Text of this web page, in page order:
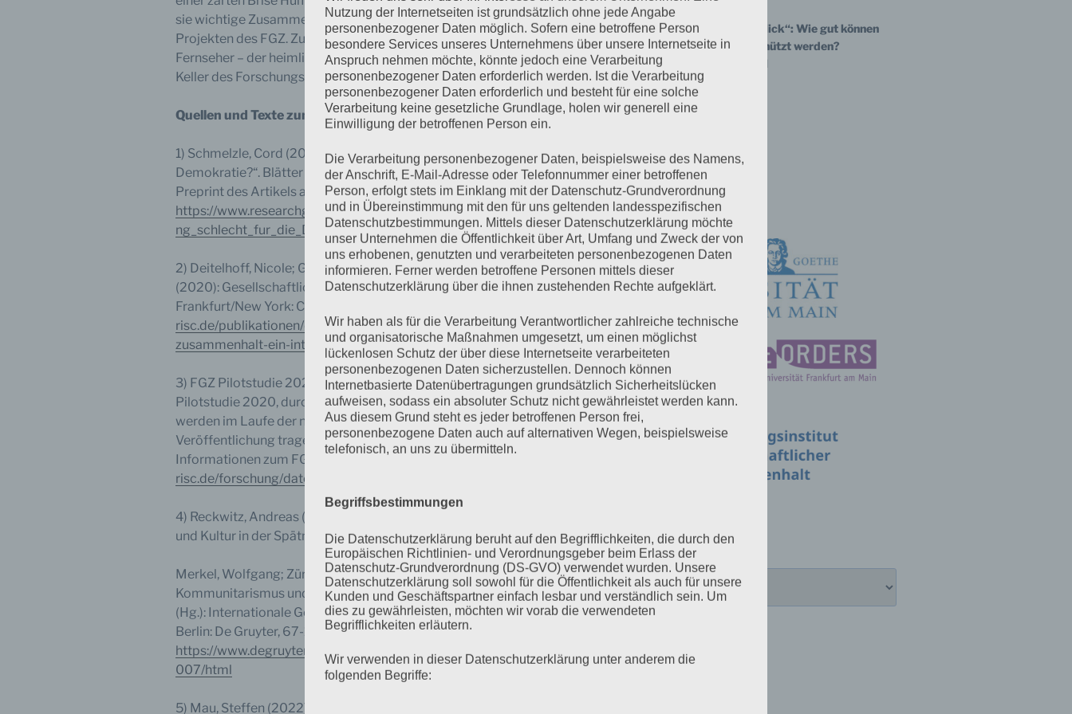
sie wichtige Zusammenhänge und neueste Erkenntnisse aus den
Projekten des FGZ. Zur Seite steht ihr dabei ein antiker SABA-
Fernseher – der heimliche Star der Serie. Das und mehr direkt aus dem
Keller des Forschungsinstituts Gesellschaftlicher Zusammenhalt.
Quellen und Texte zum Weiterlesen:
1) Schmelzle, Cord (2021): „Ist Polarisierung schlecht für die
Demokratie?“. Blätter der Wohlfahrtspflege 168 (2), 51-54. — Ein
Preprint des Artikels als ist kostenlos abrufbar unter
https://www.researchgate.net/publication/349097877_Ist_Polarisieru
ng_schlecht_fur_die_Demokratie
2) Deitelhoff, Nicole; Groh-Samberg, Olaf; Middell, Matthias (Hg.)
(2020): Gesellschaftlicher Zusammenhalt. Ein interdisziplinärer Dialog.
Frankfurt/New York: Campus.
risc.de/publikationen/details/open-access-gesellschaftlicher-
zusammenhalt-ein-interdisziplinaerer-dialog
3) FGZ Pilotstudie 2020 (unveröffentlicht). Die Ergebnisse der FGZ
Pilotstudie 2020, durchgeführt von der FGZ Task Force Datenzentrum,
werden im Laufe der nächsten Monate veröffentlicht. Den Link zur
Veröffentlichung tragen wir hier schnellstmöglich nach. Weitere
Informationen zum FGZ Datenzentrum findet ihr unter
risc.de/forschung/datenzentrum
4) Reckwitz, Andreas (2019): Das Ende der Illusionen. Politik, Ökonomie
und Kultur in der Spätmoderne. Berlin: Suhrkamp.
Merkel, Wolfgang; Zürn, Michael (2019): „Kosmopolitismus,
Kommunitarismus und die Demokratie“. In: Nida-Rümelin, Julian et al.
(Hg.): Internationale Gerechtigkeit und institutionelle Verantwortung.
Berlin: De Gruyter, 67-102.
https://www.degruyter.com/document/doi/10.1515/9783110615876-
007/html
5) Mau, Steffen (2022): „Kamel oder Dromedar? Zur Diagnose der
Kolumne „Die Welt im Blick“: Wie gut können
Zivilisten im Krieg geschützt werden?
11.08.2024, Tagesspiegel
Zum Beitrag
LINKS
ARCHIV
Archiv
Nutzung der Internetseiten ist grundsätzlich ohne jede Angabe
personenbezogener Daten möglich. Sofern eine betroffene Person
besondere Services unseres Unternehmens über unsere Internetseite in
Anspruch nehmen möchte, könnte jedoch eine Verarbeitung
personenbezogener Daten erforderlich werden. Ist die Verarbeitung
personenbezogener Daten erforderlich und besteht für eine solche
Verarbeitung keine gesetzliche Grundlage, holen wir generell eine
Einwilligung der betroffenen Person ein.
Die Verarbeitung personenbezogener Daten, beispielsweise des Namens,
der Anschrift, E-Mail-Adresse oder Telefonnummer einer betroffenen
Person, erfolgt stets im Einklang mit der Datenschutz-Grundverordnung
und in Übereinstimmung mit den für uns geltenden landesspezifischen
Datenschutzbestimmungen. Mittels dieser Datenschutzerklärung möchte
unser Unternehmen die Öffentlichkeit über Art, Umfang und Zweck der von
uns erhobenen, genutzten und verarbeiteten personenbezogenen Daten
informieren. Ferner werden betroffene Personen mittels dieser
Datenschutzerklärung über die ihnen zustehenden Rechte aufgeklärt.
Wir haben als für die Verarbeitung Verantwortlicher zahlreiche technische
und organisatorische Maßnahmen umgesetzt, um einen möglichst
lückenlosen Schutz der über diese Internetseite verarbeiteten
personenbezogenen Daten sicherzustellen. Dennoch können
Internetbasierte Datenübertragungen grundsätzlich Sicherheitslücken
aufweisen, sodass ein absoluter Schutz nicht gewährleistet werden kann.
Aus diesem Grund steht es jeder betroffenen Person frei,
personenbezogene Daten auch auf alternativen Wegen, beispielsweise
telefonisch, an uns zu übermitteln.
Begriffsbestimmungen
Die Datenschutzerklärung beruht auf den Begrifflichkeiten, die durch den
Europäischen Richtlinien- und Verordnungsgeber beim Erlass der
Datenschutz-Grundverordnung (DS-GVO) verwendet wurden. Unsere
Datenschutzerklärung soll sowohl für die Öffentlichkeit als auch für unsere
Kunden und Geschäftspartner einfach lesbar und verständlich sein. Um
dies zu gewährleisten, möchten wir vorab die verwendeten
Begrifflichkeiten erläutern.
Wir verwenden in dieser Datenschutzerklärung unter anderem die
folgenden Begriffe: